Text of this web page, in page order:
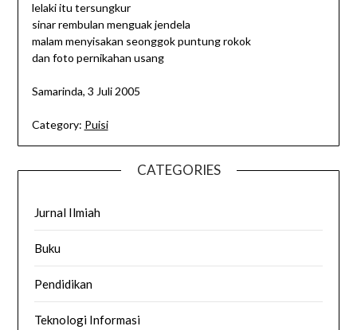
lelaki itu tersungkur
sinar rembulan menguak jendela
malam menyisakan seonggok puntung rokok
dan foto pernikahan usang
Samarinda, 3 Juli 2005
Category: Puisi
CATEGORIES
Jurnal Ilmiah
Buku
Pendidikan
Teknologi Informasi